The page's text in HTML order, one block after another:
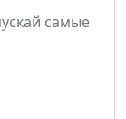
Молодости,
самые